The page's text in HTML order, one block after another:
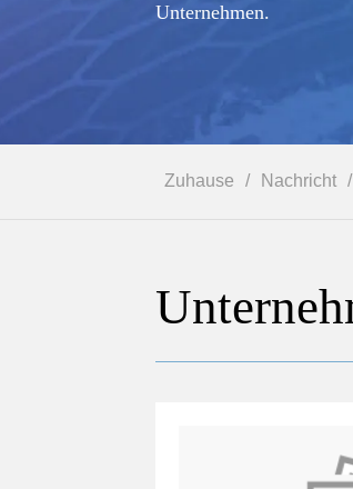
Unternehmen.
Zuhause / Nachricht /